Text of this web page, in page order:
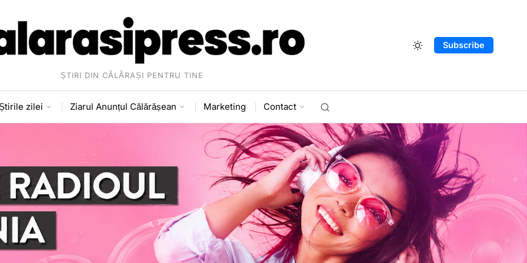
ȘTIRI DIN CĂLĂRAȘI PENTRU TINE
Subscribe
zilei Ziarul Anunțul Călărășean Marketing Contact